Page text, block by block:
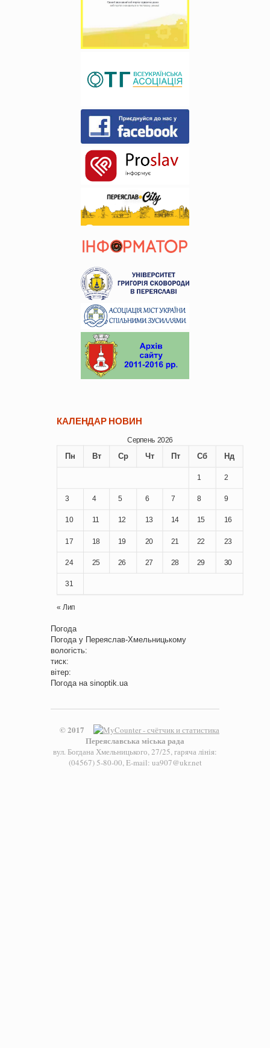
КАЛЕНДАР НОВИН
Серпень 2026
Пн Вт Ср Чт Пт Сб Нд
1 2
3 4 5 6 7 8 9
10 11 12 13 14 15 16
17 18 19 20 21 22 23
24 25 26 27 28 29 30
31
« Лип
Погода
Погода у Переяслав-Хмельницькому
вологість:
тиск:
вітер:
Погода на sinoptik.ua
© 2017
Переяславська міська рада
вул. Богдана Хмельницького, 27/25, гаряча лінія:
(04567) 5-80-00, E-mail: ua907@ukr.net